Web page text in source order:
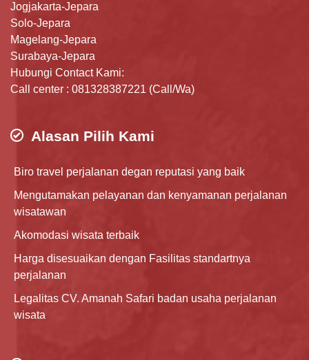
Jogjakarta-Jepara
Solo-Jepara
Magelang-Jepara
Surabaya-Jepara
Hubungi Contact Kami:
Call center : 081328387221 (Call/Wa)
Alasan Pilih Kami
Biro travel perjalanan degan reputasi yang baik
Mengutamakan pelayanan dan kenyamanan perjalanan
wisatawan
Akomodasi wisata terbaik
Harga disesuaikan dengan Fasilitas standartnya
perjalanan
Legalitas CV. Amanah Safari badan usaha perjalanan
wisata